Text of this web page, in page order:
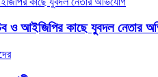
ও আইজিপির কাছে যুবদল নেতার